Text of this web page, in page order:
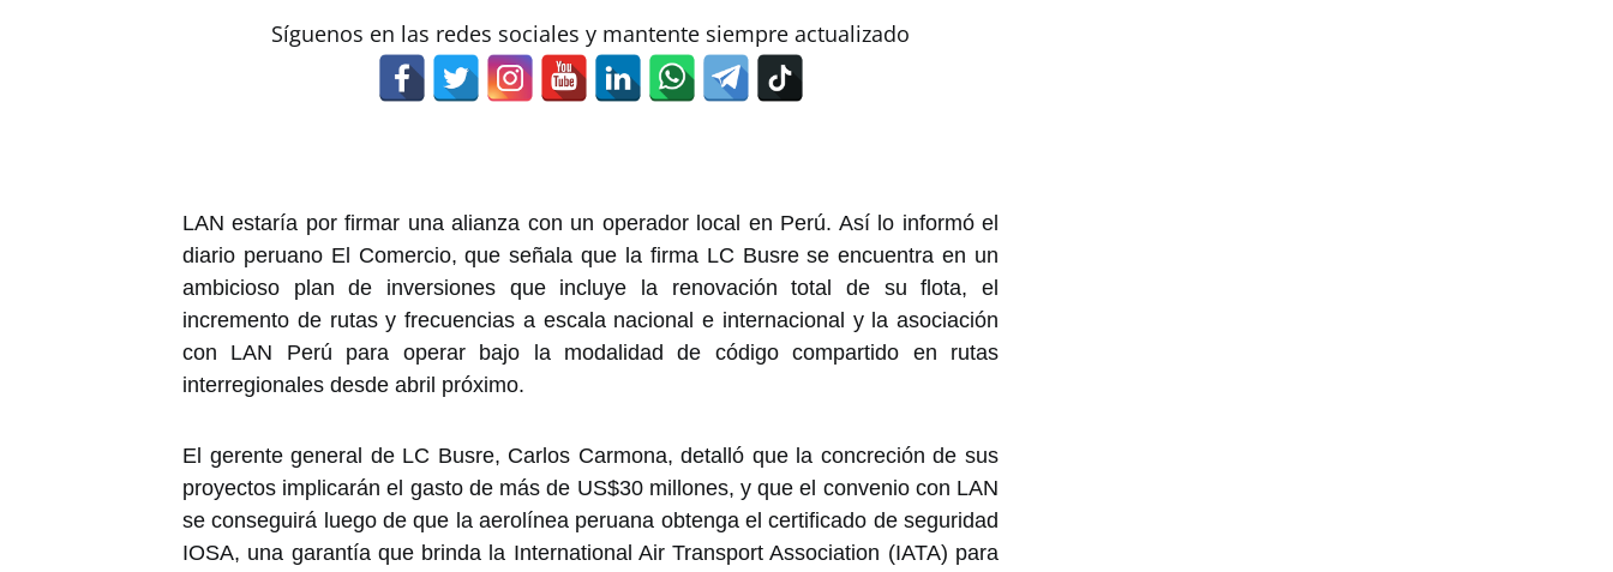
Síguenos en las redes sociales y mantente siempre actualizado
LAN estaría por firmar una alianza con un operador local en Perú. Así lo informó el
diario peruano El Comercio, que señala que la firma LC Busre se encuentra en un
ambicioso plan de inversiones que incluye la renovación total de su flota, el
incremento de rutas y frecuencias a escala nacional e internacional y la asociación
con LAN Perú para operar bajo la modalidad de código compartido en rutas
interregionales desde abril próximo.
El gerente general de LC Busre, Carlos Carmona, detalló que la concreción de sus
proyectos implicarán el gasto de más de US$30 millones, y que el convenio con LAN
se conseguirá luego de que la aerolínea peruana obtenga el certificado de seguridad
IOSA, una garantía que brinda la International Air Transport Association (IATA) para